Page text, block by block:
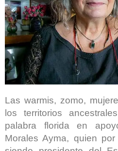
Las warmis, zomo,
los territorios
palabra florida en
Morales Ayma, quien